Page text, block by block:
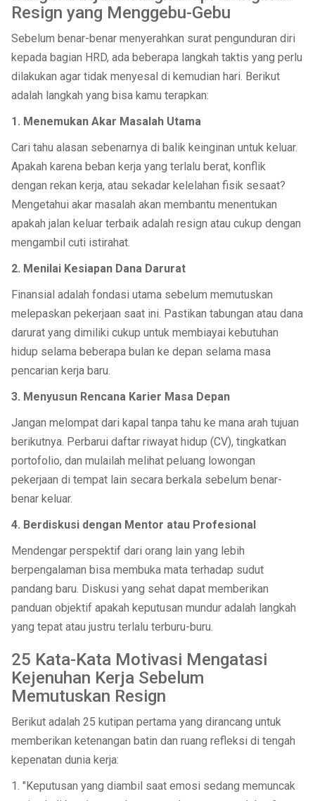
Resign yang Menggebu-Gebu
Sebelum benar-benar menyerahkan surat pengunduran diri
kepada bagian HRD, ada beberapa langkah taktis yang perlu
dilakukan agar tidak menyesal di kemudian hari. Berikut
adalah langkah yang bisa kamu terapkan:
1. Menemukan Akar Masalah Utama
Cari tahu alasan sebenarnya di balik keinginan untuk keluar.
Apakah karena beban kerja yang terlalu berat, konflik
dengan rekan kerja, atau sekadar kelelahan fisik sesaat?
Mengetahui akar masalah akan membantu menentukan
apakah jalan keluar terbaik adalah resign atau cukup dengan
mengambil cuti istirahat.
2. Menilai Kesiapan Dana Darurat
Finansial adalah fondasi utama sebelum memutuskan
melepaskan pekerjaan saat ini. Pastikan tabungan atau dana
darurat yang dimiliki cukup untuk membiayai kebutuhan
hidup selama beberapa bulan ke depan selama masa
pencarian kerja baru.
3. Menyusun Rencana Karier Masa Depan
Jangan melompat dari kapal tanpa tahu ke mana arah tujuan
berikutnya. Perbarui daftar riwayat hidup (CV), tingkatkan
portofolio, dan mulailah melihat peluang lowongan
pekerjaan di tempat lain secara berkala sebelum benar-
benar keluar.
4. Berdiskusi dengan Mentor atau Profesional
Mendengar perspektif dari orang lain yang lebih
berpengalaman bisa membuka mata terhadap sudut
pandang baru. Diskusi yang sehat dapat memberikan
panduan objektif apakah keputusan mundur adalah langkah
yang tepat atau justru terlalu terburu-buru.
25 Kata-Kata Motivasi Mengatasi
Kejenuhan Kerja Sebelum
Memutuskan Resign
Berikut adalah 25 kutipan pertama yang dirancang untuk
memberikan ketenangan batin dan ruang refleksi di tengah
kepenatan dunia kerja:
1. "Keputusan yang diambil saat emosi sedang memuncak